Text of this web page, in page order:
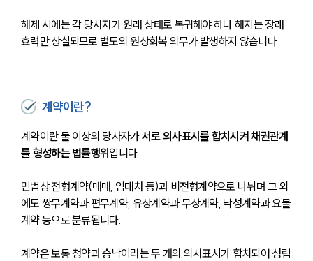
해제 시에는 각 당사자가 원래 상태로 복귀해야 하나 해지는 장래
효력만 상실되므로 별도의 원상회복 의무가 발생하지 않습니다.
계약이란?
계약이란 둘 이상의 당사자가 서로 의사표시를 합치시켜 채권관계
를 형성하는 법률행위입니다.
민법상 전형계약(매매, 임대차 등)과 비전형계약으로 나뉘며 그 외
에도 쌍무계약과 편무계약, 유상계약과 무상계약, 낙성계약과 요물
계약 등으로 분류됩니다.
계약은 보통 청약과 승낙이라는 두 개의 의사표시가 합치되어 성립